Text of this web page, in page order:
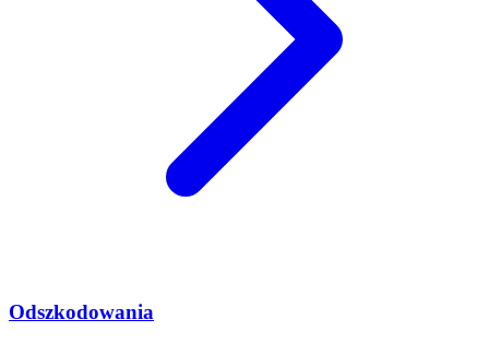
Odszkodowania